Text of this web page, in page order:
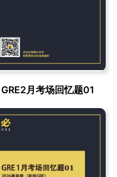
GRE2月考场回忆题01